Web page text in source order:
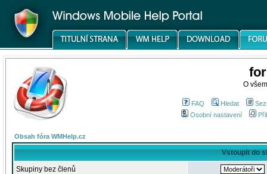
O
FAQ Hledat
Osobní nastavení
Obsah fóra WMHelp.cz
Vstoupit do
Skupiny bez členů